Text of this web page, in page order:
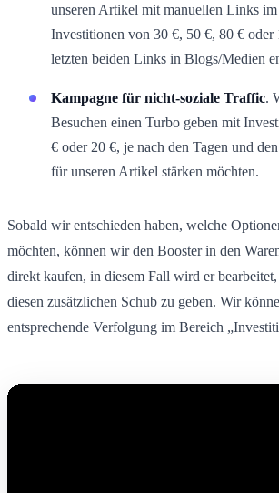
unseren Artikel mit manuellen Links
Investitionen von 30 €, 50 €, 80 € oder
letzten beiden Links in Blogs/Medien
Kampagne für nicht-soziale Traffic.
Besuchen einen Turbo geben mit
€ oder 20 €, je nach den Tagen und
für unseren Artikel stärken möchten.
Sobald wir entschieden haben, welche
möchten, können wir den Booster in den
direkt kaufen, in diesem Fall wird er
diesen zusätzlichen Schub zu geben. Wir
entsprechende Verfolgung im Bereich